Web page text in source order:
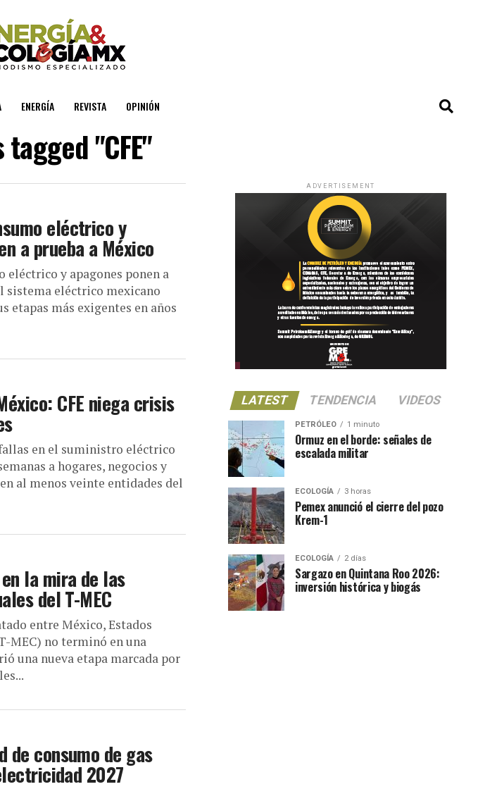
ENERGÍA REVISTA OPINIÓN
"CFE"
eléctrico y
a prueba a México
eléctrico y apagones ponen a
sistema eléctrico mexicano
etapas más exigentes en años
CFE niega crisis
en el suministro eléctrico
a hogares, negocios y
al menos veinte entidades del
la mira de las
del T-MEC
entre México, Estados
MEC) no terminó en una
una nueva etapa marcada por
de consumo de gas
2027
ADVERTISEMENT
LATEST TENDENCIA VIDEOS
PETRÓLEO 1 minuto
Ormuz en el borde: señales de
escalada militar
ECOLOGÍA 3 horas
Pemex anunció el cierre del pozo
Krem-1
ECOLOGÍA 2 días
Sargazo en Quintana Roo 2026:
inversión histórica y biogás